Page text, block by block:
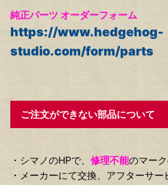
純正パーツ オーダーフォーム
https://www.hedgehog-
studio.com/form/parts
ご注文ができない部品について
・シマノのHPで、 修理不能のマーク
・メーカーにて交換、アフターサ